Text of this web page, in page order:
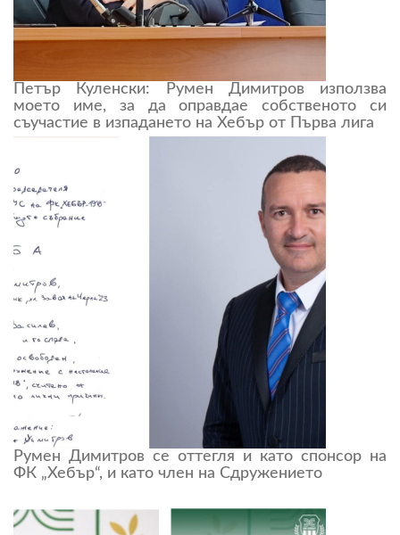
Петър Куленски: Румен Димитров използва
моето име, за да оправдае собственото си
съучастие в изпадането на Хебър от Първа лига
Румен Димитров се оттегля и като спонсор на
ФК „Хебър“, и като член на Сдружението